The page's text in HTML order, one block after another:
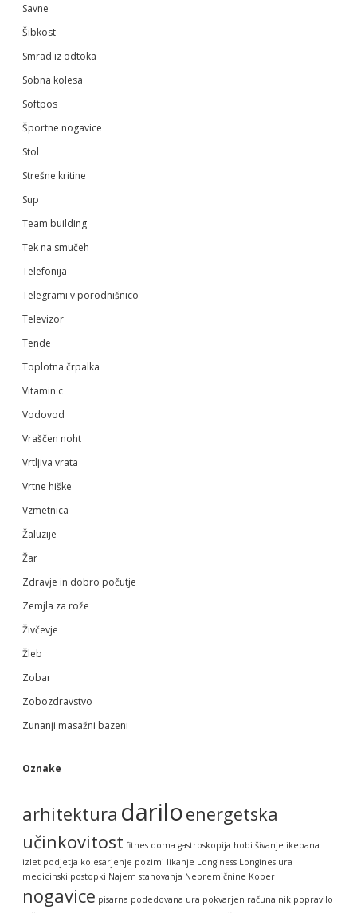
Savne
Šibkost
Smrad iz odtoka
Sobna kolesa
Softpos
Športne nogavice
Stol
Strešne kritine
Sup
Team building
Tek na smučeh
Telefonija
Telegrami v porodnišnico
Televizor
Tende
Toplotna črpalka
Vitamin c
Vodovod
Vraščen noht
Vrtljiva vrata
Vrtne hiške
Vzmetnica
Žaluzije
Žar
Zdravje in dobro počutje
Zemjla za rože
Živčevje
Žleb
Zobar
Zobozdravstvo
Zunanji masažni bazeni
Oznake
arhitektura dariloenergetska
učinkovitost fitnes doma gastroskopija hobi šivanje ikebana
izlet podjetja kolesarjenje pozimi likanje Longiness Longines ura
medicinski postopki Najem stanovanja Nepremičnine Koper
nogavice pisarna podedovana ura pokvarjen računalnik popravilo